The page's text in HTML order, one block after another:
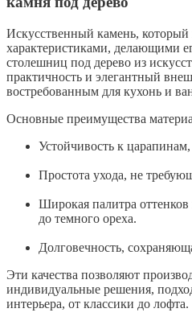
Искусственный камень, который
характеристиками, делающими
столешниц под дерево из
практичность и элегантный
востребованным для кухонь и
Основные преимущества
Устойчивость к
Простота ухода, не
Широкая палитра оттенков
до темного ореха.
Долговечность,
Эти качества позволяют
индивидуальные решения,
интерьера, от классики до лофта.